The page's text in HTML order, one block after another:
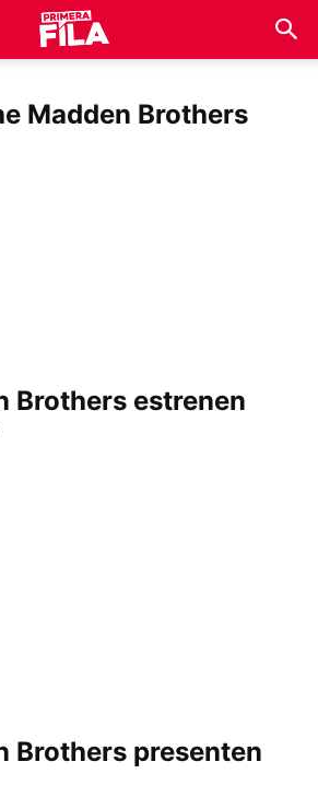
Madden Brothers
Brothers estrenen
Brothers presenten